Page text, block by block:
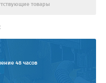
товары
48 часов